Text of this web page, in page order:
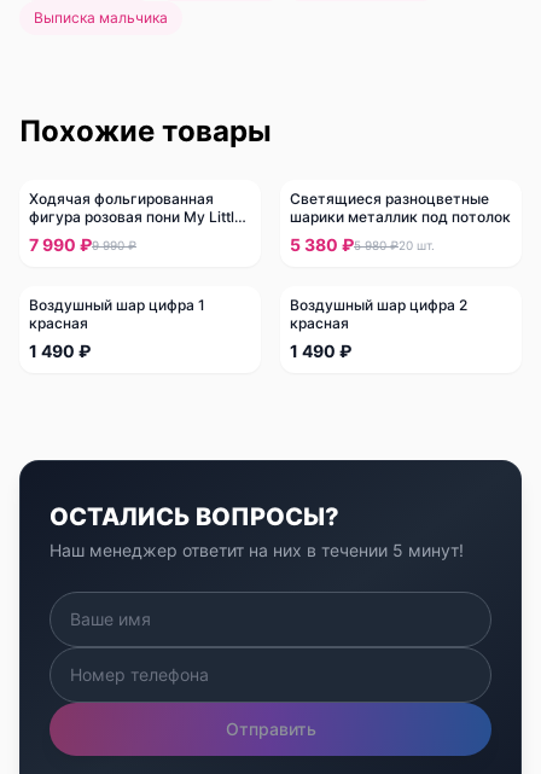
Выписка мальчика
Похожие товары
-20%
Ходячая фольгированная
фигура розовая пони My Little
Pony
7 990 ₽9 990 ₽
-10%
Светящиеся разноцветные
шарики металлик под потолок
5 380 ₽5 980 ₽20 шт.
Воздушный шар цифра 1
красная
1 490 ₽
Воздушный шар цифра 2
красная
1 490 ₽
ОСТАЛИСЬ ВОПРОСЫ?
Наш менеджер ответит на них в течении 5 минут!
Отправить